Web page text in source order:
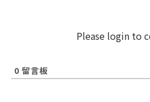
Please login to
0 留言板